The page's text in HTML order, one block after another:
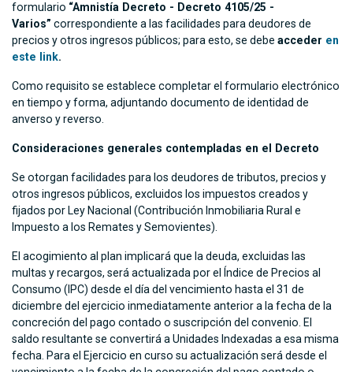
formulario “Amnistía Decreto - Decreto 4105/25 -
Varios” correspondiente a las facilidades para deudores de
precios y otros ingresos públicos; para esto, se debe acceder en
este link.
Como requisito se establece completar el formulario electrónico
en tiempo y forma, adjuntando documento de identidad de
anverso y reverso.
Consideraciones generales contempladas en el Decreto
Se otorgan facilidades para los deudores de tributos, precios y
otros ingresos públicos, excluidos los impuestos creados y
fijados por Ley Nacional (Contribución Inmobiliaria Rural e
Impuesto a los Remates y Semovientes).
El acogimiento al plan implicará que la deuda, excluidas las
multas y recargos, será actualizada por el Índice de Precios al
Consumo (IPC) desde el día del vencimiento hasta el 31 de
diciembre del ejercicio inmediatamente anterior a la fecha de la
concreción del pago contado o suscripción del convenio. El
saldo resultante se convertirá a Unidades Indexadas a esa misma
fecha. Para el Ejercicio en curso su actualización será desde el